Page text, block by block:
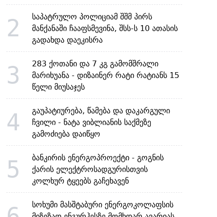
2
საპატრულო პოლიციამ შშმ პირს
მანქანაში ჩააფსმევინა, შსს-ს 10 ათასის
გადახდა დაეკისრა
3
283 ქოთანი და 7 კგ გამომშრალი
მარიხუანა - დიზაინერ რატი რატიანს 15
წელი მიუსაჯეს
4
გაუპატიურება, წამება და დაკარგული
ჩვილი - ნატა ვიბლიანის საქმეზე
გამოძიება დაიწყო
5
ბანკირის ენერგოპროექტი - გოგნის
ქარის ელექტროსადგურისთვის
კოლხურ ტყეებს გაჩეხავენ
სოხუმი მასშტაბური ენერგოკოლაფსის